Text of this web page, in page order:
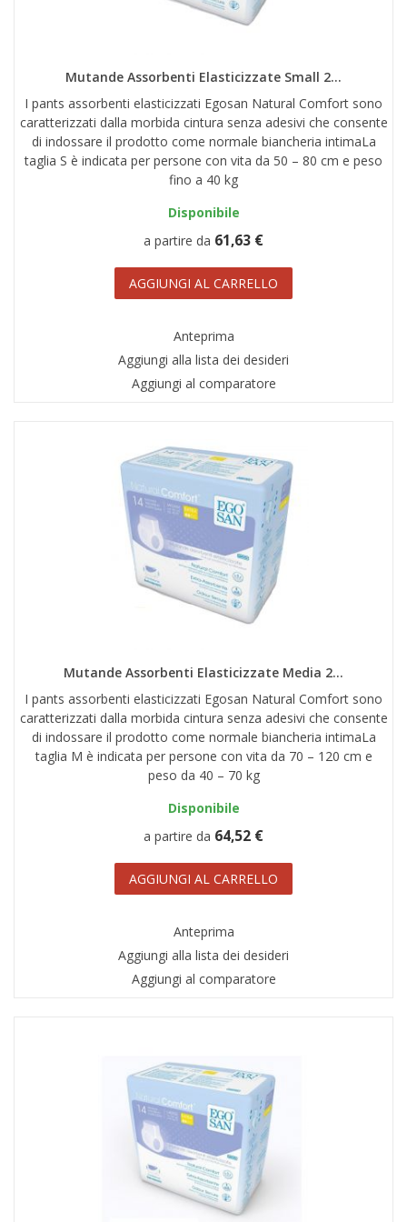
Mutande Assorbenti Elasticizzate Small 2...
I pants assorbenti elasticizzati Egosan Natural Comfort sono
caratterizzati dalla morbida cintura senza adesivi che consente
di indossare il prodotto come normale biancheria intimaLa
taglia S è indicata per persone con vita da 50 – 80 cm e peso
fino a 40 kg
Disponibile
a partire da 61,63 €
AGGIUNGI AL CARRELLO
Anteprima
Aggiungi alla lista dei desideri
Aggiungi al comparatore
Mutande Assorbenti Elasticizzate Media 2...
I pants assorbenti elasticizzati Egosan Natural Comfort sono
caratterizzati dalla morbida cintura senza adesivi che consente
di indossare il prodotto come normale biancheria intimaLa
taglia M è indicata per persone con vita da 70 – 120 cm e
peso da 40 – 70 kg
Disponibile
a partire da 64,52 €
AGGIUNGI AL CARRELLO
Anteprima
Aggiungi alla lista dei desideri
Aggiungi al comparatore